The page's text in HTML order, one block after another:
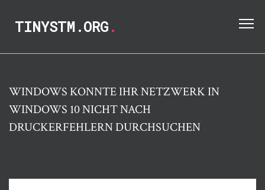
TINYSTM.ORG.
WINDOWS KONNTE IHR NETZWERK IN
WINDOWS 10 NICHT NACH
DRUCKERFEHLERN DURCHSUCHEN